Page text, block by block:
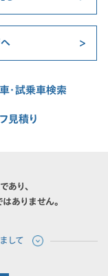
・試乗車検索
見積り
あり、
ありません。